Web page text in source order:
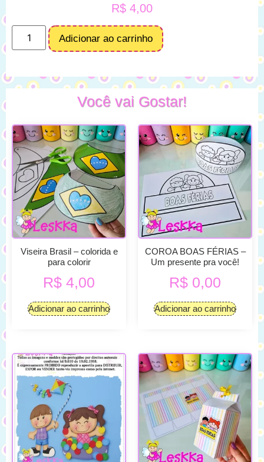
R$ 4,00
Adicionar ao carrinho
Você vai Gostar!
Viseira Brasil – colorida e
para colorir
R$ 4,00
Adicionar ao carrinho
COROA BOAS FÉRIAS –
Um presente pra você!
R$ 0,00
Adicionar ao carrinho